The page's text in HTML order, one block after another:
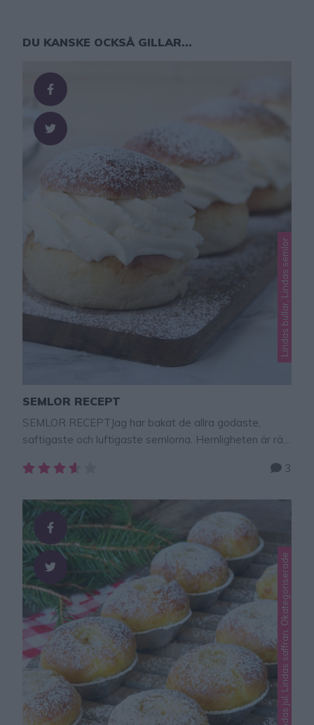
DU KANSKE OCKSÅ GILLAR...
Lindas bullar, Lindas semlor
SEMLOR RECEPT
SEMLOR RECEPTJag har bakat de allra godaste,
saftigaste och luftigaste semlorna. Hemligheten är rätt
Semmelbullarna blir perfekta! Tips! Baka en ljuvligt
en underbar semmelkladdkaka som är galet god –
klicka till receptet här! SEMLOR Ca 15 st 50 g jäst 3 dl
…
3
Lindas bullar, Lindas jul, Lindas saffran, Okategoriserade